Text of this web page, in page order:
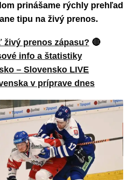
prinášame rýchly prehľad
tipu na živý prenos.
živý prenos zápasu? 🔴
info a štatistiky
– Slovensko LIVE
v príprave dnes